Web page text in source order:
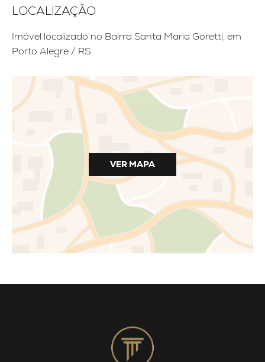
LOCALIZAÇÃO
Imóvel localizado no Bairro Santa Maria Goretti, em
Porto Alegre / RS
VER MAPA